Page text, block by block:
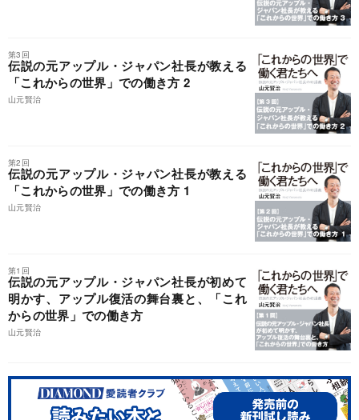
第3回
伝説の元アップル・ジャパン社長が教える
「これからの世界」での働き方 2
山元賢治
第2回
伝説の元アップル・ジャパン社長が教える
「これからの世界」での働き方 1
山元賢治
第1回
伝説の元アップル・ジャパン社長が初めて
明かす、アップル復活の舞台裏と、「これ
からの世界」での働き方
山元賢治